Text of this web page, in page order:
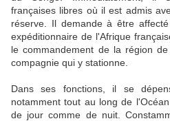
françaises libres où il est admis
réserve. Il demande à être
expéditionnaire de l'Afrique
le commandement de la région
compagnie qui y stationne.
Dans ses fonctions, il se
notamment tout au long de
de jour comme de nuit.